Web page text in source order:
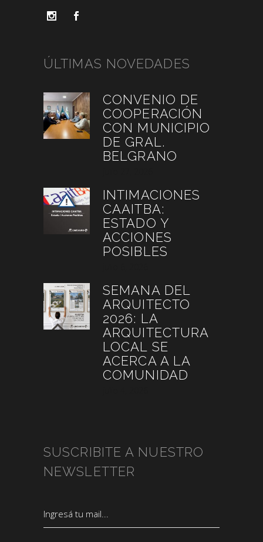
ÚLTIMAS NOVEDADES
CONVENIO DE
COOPERACIÓN
CON MUNICIPIO
DE GRAL.
BELGRANO
INTIMACIONES
CAAITBA:
ESTADO Y
ACCIONES
POSIBLES
SEMANA DEL
ARQUITECTO
2026: LA
ARQUITECTURA
LOCAL SE
ACERCA A LA
COMUNIDAD
SUSCRIBITE A NUESTRO
NEWSLETTER